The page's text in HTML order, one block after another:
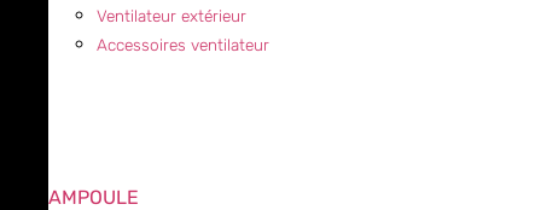
Ventilateur extérieur
Accessoires ventilateur
AMPOULE